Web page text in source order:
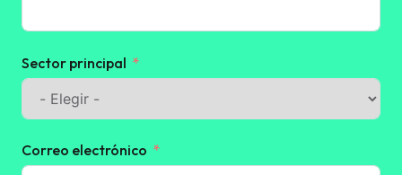
Sector principal
Correo electrónico